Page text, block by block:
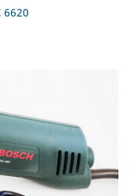
6620
PDA 180